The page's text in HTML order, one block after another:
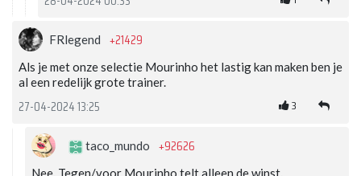
FRlegend +21429
Als je met onze selectie Mourinho het lastig kan maken ben je
al een redelijk grote trainer.
27-04-2024 13:25 3
taco_mundo +92626
Nee. Tegen/voor Mourinho telt alleen de winst.